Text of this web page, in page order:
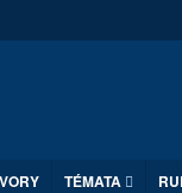
TÉMATA